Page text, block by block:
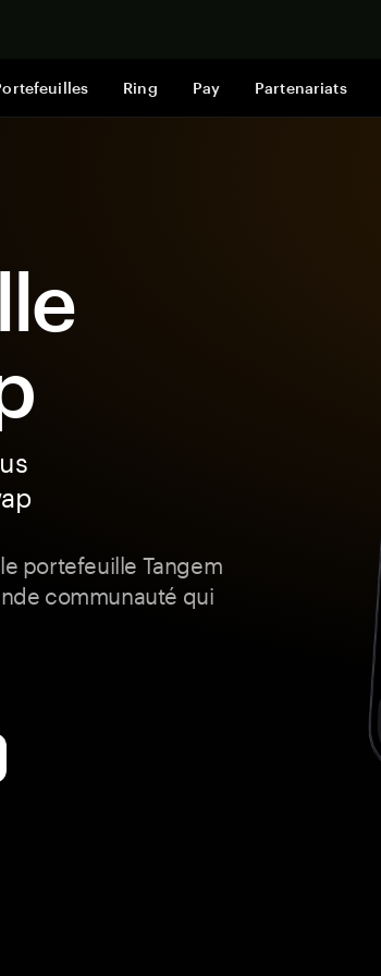
Ring Pay Partenariats
portefeuille Tangem
communauté qui